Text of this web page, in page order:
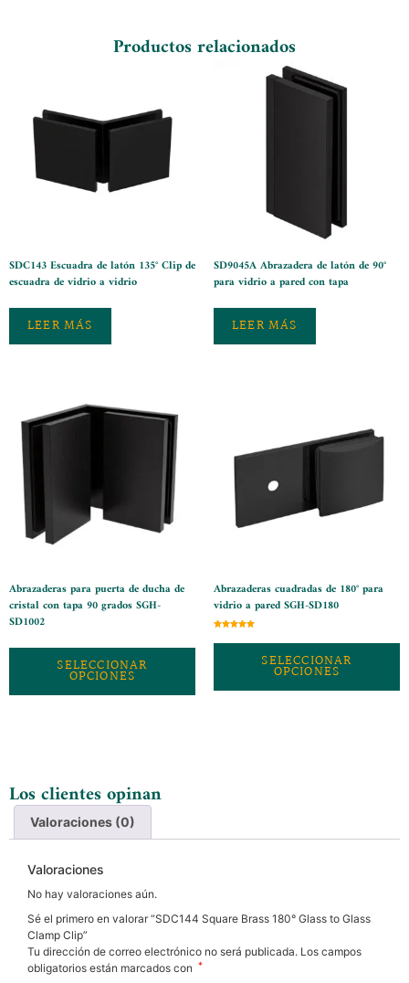
Productos relacionados
SDC143 Escuadra de latón 135° Clip de
escuadra de vidrio a vidrio
LEER MÁS
SD9045A Abrazadera de latón de 90°
para vidrio a pared con tapa
LEER MÁS
Abrazaderas para puerta de ducha de
cristal con tapa 90 grados SGH-
SD1002
SELECCIONAR
OPCIONES
Abrazaderas cuadradas de 180° para
vidrio a pared SGH-SD180
con
SELECCIONAR
OPCIONES
Los clientes opinan
Valoraciones (0)
Valoraciones
No hay valoraciones aún.
Sé el primero en valorar “SDC144 Square Brass 180° Glass to Glass
Clamp Clip”
Tu dirección de correo electrónico no será publicada. Los campos
obligatorios están marcados con *